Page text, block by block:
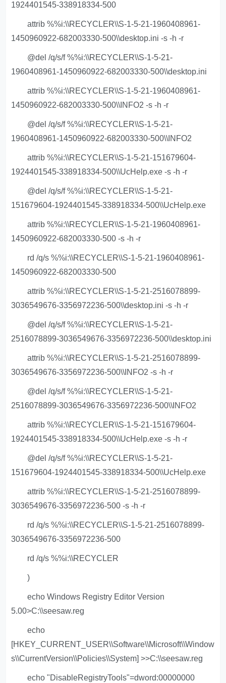
1924401545-338918334-500
attrib %%i:\\RECYCLER\\S-1-5-21-1960408961-
1450960922-682003330-500\\desktop.ini -s -h -r
@del /q/s/f %%i:\\RECYCLER\\S-1-5-21-
1960408961-1450960922-682003330-500\\desktop.ini
attrib %%i:\\RECYCLER\\S-1-5-21-1960408961-
1450960922-682003330-500\\INFO2 -s -h -r
@del /q/s/f %%i:\\RECYCLER\\S-1-5-21-
1960408961-1450960922-682003330-500\\INFO2
attrib %%i:\\RECYCLER\\S-1-5-21-151679604-
1924401545-338918334-500\\UcHelp.exe -s -h -r
@del /q/s/f %%i:\\RECYCLER\\S-1-5-21-
151679604-1924401545-338918334-500\\UcHelp.exe
attrib %%i:\\RECYCLER\\S-1-5-21-1960408961-
1450960922-682003330-500 -s -h -r
rd /q/s %%i:\\RECYCLER\\S-1-5-21-1960408961-
1450960922-682003330-500
attrib %%i:\\RECYCLER\\S-1-5-21-2516078899-
3036549676-3356972236-500\\desktop.ini -s -h -r
@del /q/s/f %%i:\\RECYCLER\\S-1-5-21-
2516078899-3036549676-3356972236-500\\desktop.ini
attrib %%i:\\RECYCLER\\S-1-5-21-2516078899-
3036549676-3356972236-500\\INFO2 -s -h -r
@del /q/s/f %%i:\\RECYCLER\\S-1-5-21-
2516078899-3036549676-3356972236-500\\INFO2
attrib %%i:\\RECYCLER\\S-1-5-21-151679604-
1924401545-338918334-500\\UcHelp.exe -s -h -r
@del /q/s/f %%i:\\RECYCLER\\S-1-5-21-
151679604-1924401545-338918334-500\\UcHelp.exe
attrib %%i:\\RECYCLER\\S-1-5-21-2516078899-
3036549676-3356972236-500 -s -h -r
rd /q/s %%i:\\RECYCLER\\S-1-5-21-2516078899-
3036549676-3356972236-500
rd /q/s %%i:\\RECYCLER
)
echo Windows Registry Editor Version
5.00>C:\\seesaw.reg
echo
[HKEY_CURRENT_USER\\Software\\Microsoft\\Window
s\\CurrentVersion\\Policies\\System] >>C:\\seesaw.reg
echo "DisableRegistryTools"=dword:00000000